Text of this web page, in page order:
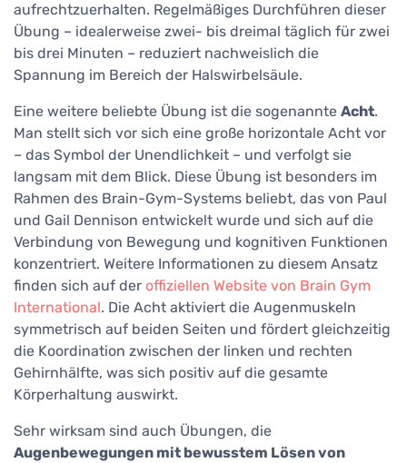
aufrechtzuerhalten. Regelmäßiges Durchführen dieser
Übung – idealerweise zwei- bis dreimal täglich für zwei
bis drei Minuten – reduziert nachweislich die
Spannung im Bereich der Halswirbelsäule.
Eine weitere beliebte Übung ist die sogenannte Acht.
Man stellt sich vor sich eine große horizontale Acht vor
– das Symbol der Unendlichkeit – und verfolgt sie
langsam mit dem Blick. Diese Übung ist besonders im
Rahmen des Brain-Gym-Systems beliebt, das von Paul
und Gail Dennison entwickelt wurde und sich auf die
Verbindung von Bewegung und kognitiven Funktionen
konzentriert. Weitere Informationen zu diesem Ansatz
finden sich auf der offiziellen Website von Brain Gym
International. Die Acht aktiviert die Augenmuskeln
symmetrisch auf beiden Seiten und fördert gleichzeitig
die Koordination zwischen der linken und rechten
Gehirnhälfte, was sich positiv auf die gesamte
Körperhaltung auswirkt.
Sehr wirksam sind auch Übungen, die
Augenbewegungen mit bewusstem Lösen von